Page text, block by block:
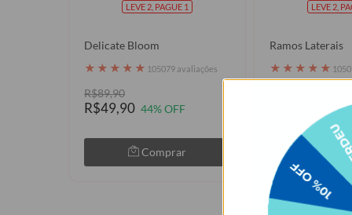
LEVE 2, PAGUE 1
Delicate Bloom
★ ★ ★ ★ ★ 105079 avaliações
R$89,90
R$49,90 44% OFF
Comprar
LEVE 2,
Ramos Laterais
★ ★ ★ ★ ★
44%